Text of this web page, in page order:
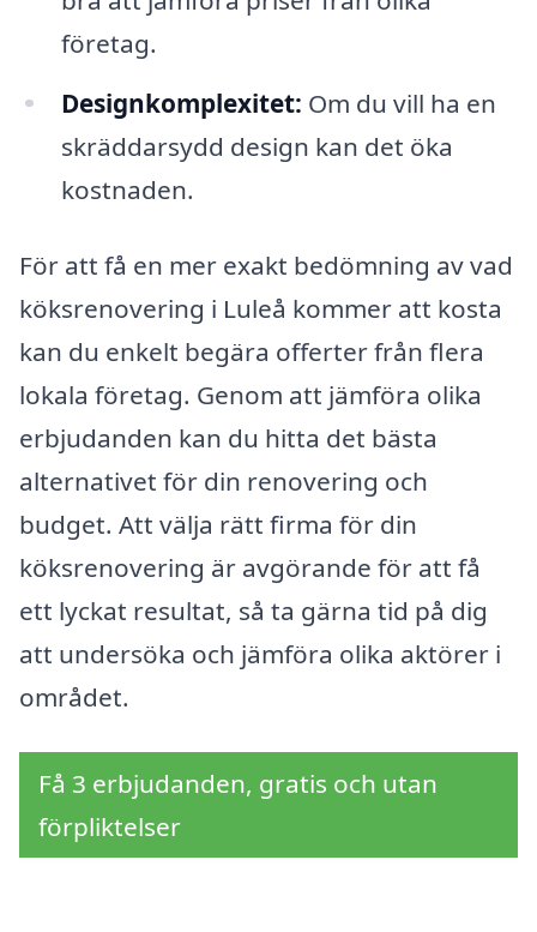
företag.
Designkomplexitet: Om du vill ha en
skräddarsydd design kan det öka
kostnaden.
För att få en mer exakt bedömning av vad
köksrenovering i Luleå kommer att kosta
kan du enkelt begära offerter från flera
lokala företag. Genom att jämföra olika
erbjudanden kan du hitta det bästa
alternativet för din renovering och
budget. Att välja rätt firma för din
köksrenovering är avgörande för att få
ett lyckat resultat, så ta gärna tid på dig
att undersöka och jämföra olika aktörer i
området.
Få 3 erbjudanden, gratis och utan
förpliktelser